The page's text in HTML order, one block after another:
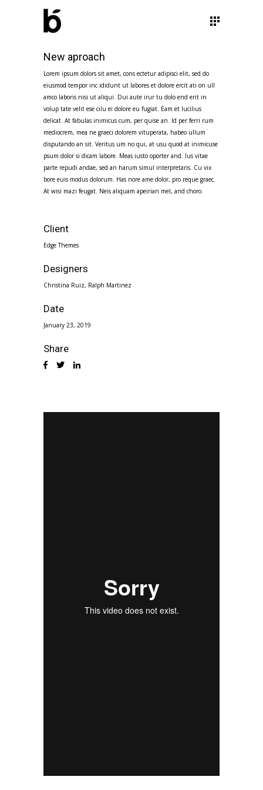
New aproach
Lorem ipsum dolors sit amet, cons ectetur adipisci elit, sed do
eiusmod tempor inc ididunt ut labores et dolore ercit ati on ull
amco laboris nisi ut aliqui. Dui aute irur tu dolo end erit in
volup tate velit ese cilu ei dolore eu fugiat. Eam et lucilius
delicat. At fabulas inimicus cum, per quise an. Id per ferri rum
mediocrem, mea ne graeci dolorem vituperata, habeo ullum
disputando an sit. Veritus um no qui, at usu quod at inimicuse
psum dolor si dicam labore. Meas iusto oporter and. Ius vitae
parte repudi andae, sed an harum simul interpretaris. Cu vix
bore euis modus dolorum. Has nore ame dolor, pro reque graec.
At wisi mazi feugat. Neis aliquam apeirian mel, and choro.
Client
Edge Themes
Designers
Christina Ruiz, Ralph Martinez
Date
January 23, 2019
Share